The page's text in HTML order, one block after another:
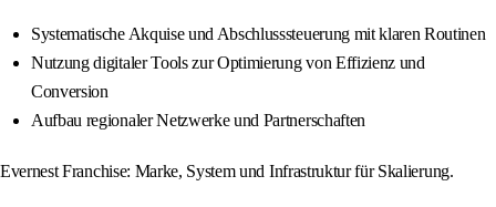
Systematische Akquise und Abschlusssteuerung mit klaren Routinen
Nutzung digitaler Tools zur Optimierung von Effizienz und
Conversion
Aufbau regionaler Netzwerke und Partnerschaften
Evernest Franchise: Marke, System und Infrastruktur für Skalierung.